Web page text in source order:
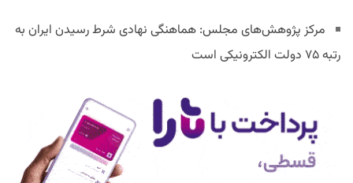
مرکز پژوهش‌های مجلس: هماهنگی نهادی شرط رسیدن ایران به
رتبه ۷۵ دولت الکترونیکی است